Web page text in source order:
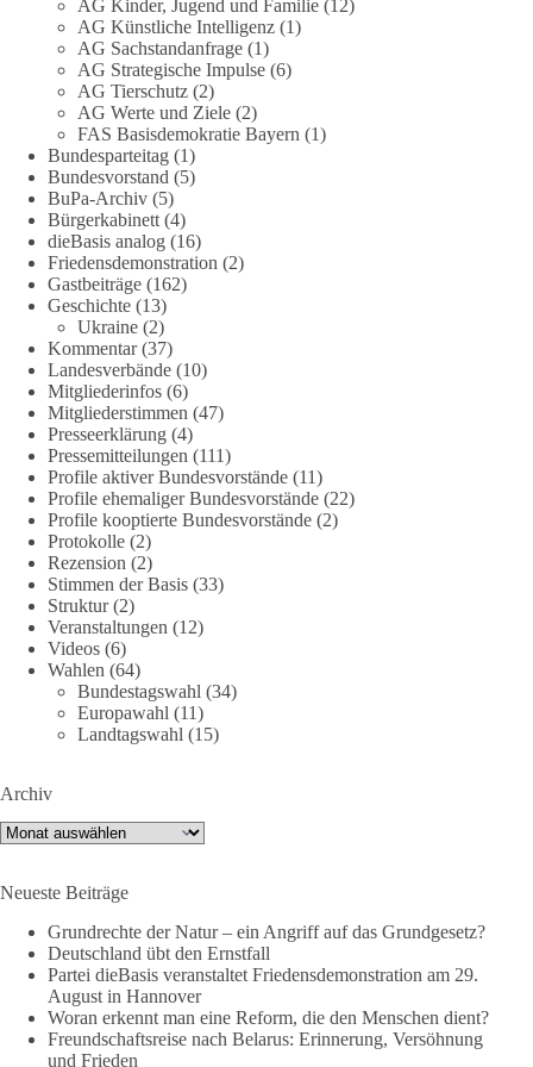
vollständige und transparente Aufarbeitung der Corona-Politik.
Ohne Denkverbote, ohne Vorverurteilungen und ohne Tabus.
Quellen:
https://apnews.com/article/fauci-diaries-covid-origins-
rand-paul-6b25da9f75a0becbaf2886ab22643e67
https://www.tichyseinblick.de/kolumnen/aus-aller-welt/usa-
tagebuch-fauci-corona-impfung/
#dieBasis #Corona #Aufarbeitung
#Vertrauen
36 60
DieBasis
1 Tag zuvor
🕊 Wir wollen den Krieg mit Russland nicht!
Am 20. Juni 2026 fand in Berlin am Brandenburger Tor die
Demonstration mit dem Motto „Russland ist nicht unser
Feind“ statt.
Hier ein Auszug aus der Rede von der
Bundestagsabgeordneten Sevim Dağdelen (BSW).
„Wir müssen Nein sagen zu diesem stinkenden
Revanchismus!“
si=2b_C6GgNY9EB-rXw
❤️ Wir freuen uns über deine Unterstützung:
https://diebasis.de/spenden/
#dieBasis #frieden #russandistnichtunserFeind #friedenspartei
377 168
AG Kinder, Jugend und Familie (12)
AG Künstliche Intelligenz (1)
AG Sachstandanfrage (1)
AG Strategische Impulse (6)
AG Tierschutz (2)
AG Werte und Ziele (2)
FAS Basisdemokratie Bayern (1)
Bundesparteitag (1)
Bundesvorstand (5)
BuPa-Archiv (5)
Bürgerkabinett (4)
dieBasis analog (16)
Friedensdemonstration (2)
Gastbeiträge (162)
Geschichte (13)
Ukraine (2)
Kommentar(37)
Landesverbände (10)
Mitgliederinfos (6)
Mitgliederstimmen (47)
Presseerklärung (4)
Pressemitteilungen (111)
Profile aktiver Bundesvorstände (11)
Profile ehemaliger Bundesvorstände (22)
Profile kooptierte Bundesvorstände (2)
Protokolle (2)
Rezension (2)
Stimmen der Basis (33)
Struktur(2)
Veranstaltungen (12)
Videos (6)
Wahlen (64)
Bundestagswahl (34)
Europawahl (11)
Landtagswahl (15)
Archiv
Archiv
Neueste Beiträge
Grundrechte der Natur – ein Angriff auf das Grundgesetz?
Deutschland übt den Ernstfall
Partei dieBasis veranstaltet Friedensdemonstration am 29.
August in Hannover
Woran erkennt man eine Reform, die den Menschen dient?
Freundschaftsreise nach Belarus: Erinnerung, Versöhnung
und Frieden